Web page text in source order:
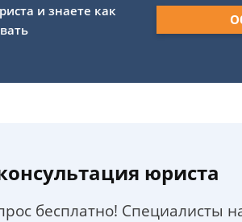
и знаете как
юриста
бесплатно! Специалисты